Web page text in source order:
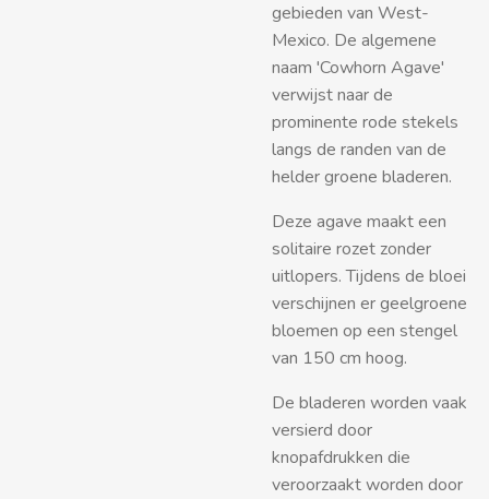
gebieden van West-
Mexico. De algemene
naam 'Cowhorn Agave'
verwijst naar de
prominente rode stekels
langs de randen van de
helder groene bladeren.
Deze agave maakt een
solitaire rozet zonder
uitlopers. Tijdens de bloei
verschijnen er geelgroene
bloemen op een stengel
van 150 cm hoog.
De bladeren worden vaak
versierd door
knopafdrukken die
veroorzaakt worden door